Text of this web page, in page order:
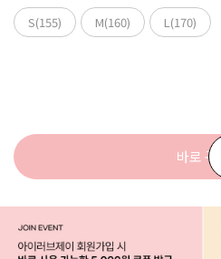
S(155)
M(160) L(170)
바로 구매